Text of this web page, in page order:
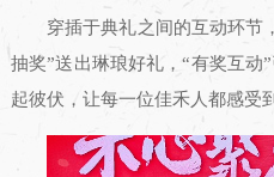
穿插于典礼之间的互动环节
抽奖”送出琳琅好礼，“有奖互动
起彼伏，让每一位佳禾人都感受